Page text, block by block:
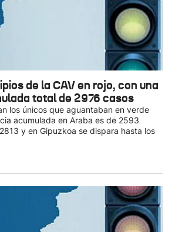
de la CAV en rojo, con una
total de 2976 casos
los únicos que aguantaban en verde
acumulada en Araba es de 2593
y en Gipuzkoa se dispara hasta los